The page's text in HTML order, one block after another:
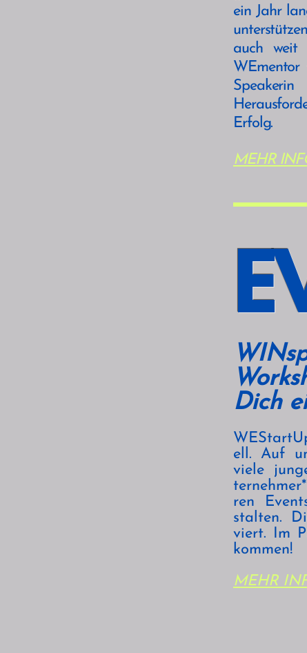
ein Jahr
auch weit
Erfolg.
MEHR
Dich
ell. Auf
viele
ren
stalten.
viert. Im
kommen!
MEHR